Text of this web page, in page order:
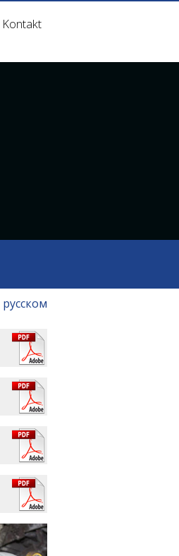
Kontakt
русском